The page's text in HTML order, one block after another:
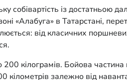
собівартість із достатньою
«Алабуга» в Татарстані,
від класичних
кілограмів. Бойова частина
кілометрів залежно від